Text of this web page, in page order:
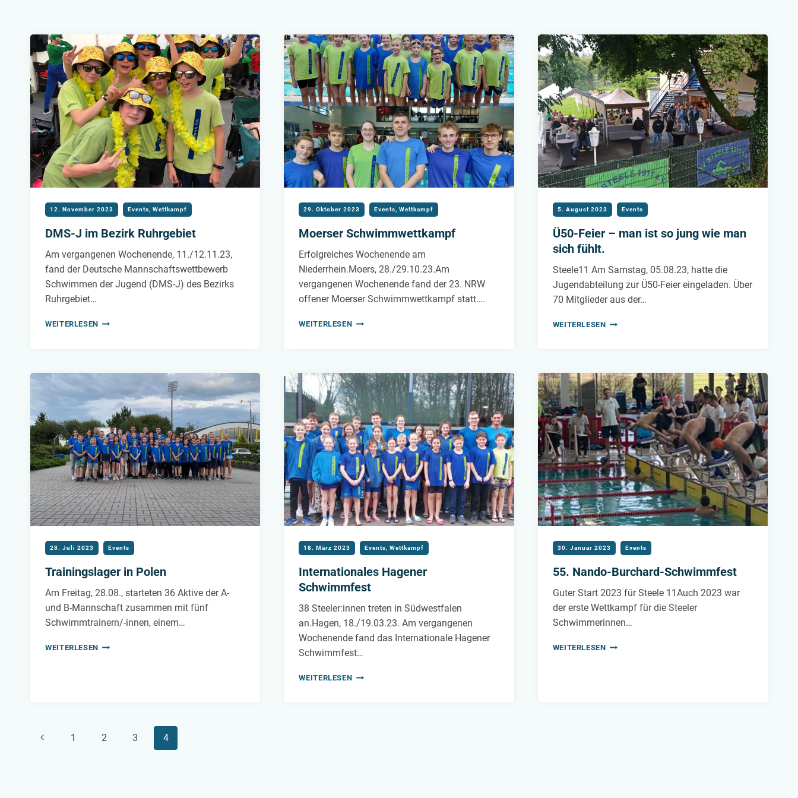
DMS-J im Bezirk Ruhrgebiet
12. November 2023 Events, Wettkampf
Am vergangenen Wochenende, 11./12.11.23,
fand der Deutsche Mannschaftswettbewerb
Schwimmen der Jugend (DMS-J) des Bezirks
Ruhrgebiet…
WEITERLESEN DMS-
Moerser Schwimmwettkampf
29. Oktober 2023 Events,Wettkampf
Erfolgreiches Wochenende am
Niederrhein.Moers, 28./29.10.23.Am
vergangenen Wochenende fand der 23. NRW
offener Moerser Schwimmwettkampf statt….
WEITERLESENMOERSER
Ü50-Feier – man ist so jung wie man
sich fühlt.
5. August 2023 Events
Steele11 Am Samstag, 05.08.23, hatte die
Jugendabteilung zur Ü50-Feier eingeladen. Über
70 Mitglieder aus der…
WEITERLESENÜ50-
SO
JUNG
WIE
MAN
SICH
FÜHLT.
Trainingslager in Polen
28. Juli 2023 Events
Am Freitag, 28.08., starteten 36 Aktive der A-
und B-Mannschaft zusammen mit fünf
Schwimmtrainern/-innen, einem…
WEITERLESEN TRAININGSLAGER
Internationales Hagener
Schwimmfest
18. März 2023 Events,Wettkampf
38 Steeler:innen treten in Südwestfalen
an.Hagen, 18./19.03.23. Am vergangenen
Wochenende fand das Internationale Hagener
Schwimmfest…
WEITERLESENINTERNATIONALES
55. Nando-Burchard-Schwimmfest
30. Januar 2023 Events
Guter Start 2023 für Steele 11Auch 2023 war
der erste Wettkampf für die Steeler
Schwimmerinnen…
WEITERLESEN55.
Seitennavigation
Vorherige
1 2 3 4